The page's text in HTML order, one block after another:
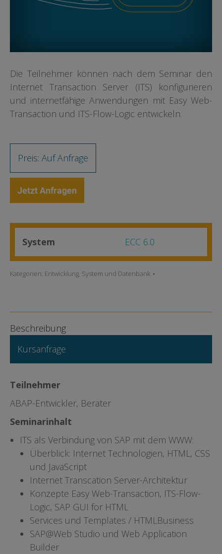
Die Teilnehmer können nach dem Seminar den
Internet Transaction Server (ITS) konfigurieren
und internetfähige Anwendungen mit Easy Web-
Transaction und ITS-Flow-Logic entwickeln.
Preis: Auf Anfrage
Jetzt Anfragen
System ECC 6.0
Kategorien: Entwicklung, System und Datenbank
Beschreibung
Kursanfrage
Teilnehmer
ABAP-Entwickler, Berater
Seminarinhalt
ITS als Verbindung von SAP mit dem WWW:
Überblick: Internet Technologien, HTML, CSS
und JavaScript
Internet Transcation Server-Architektur
Konzepte Easy Web-Transaction, ITS-Flow-
Logic, SAP GUI for HTML
Services und Templates / HTMLBusiness
SAP@Web Studio und Web Application
Builder